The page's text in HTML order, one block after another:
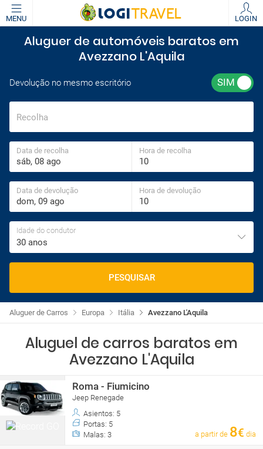
MENU LOGIN
Aluguer de automóveis baratos em
Avezzano L'Aquila
Devolução no mesmo escritório
Recolha
Data de recolha Hora de recolha
Data de devolução Hora de devolução
Idade do condutor
30 anos
PESQUISAR
Avezzano L'Aquila
Itália
Europa
Aluguer de Carros
Aluguel de carros baratos em
Avezzano L'Aquila
Roma - Fiumicino
Jeep Renegade
Asientos: 5
Portas: 5
Malas: 3
a partir de 8€ dia